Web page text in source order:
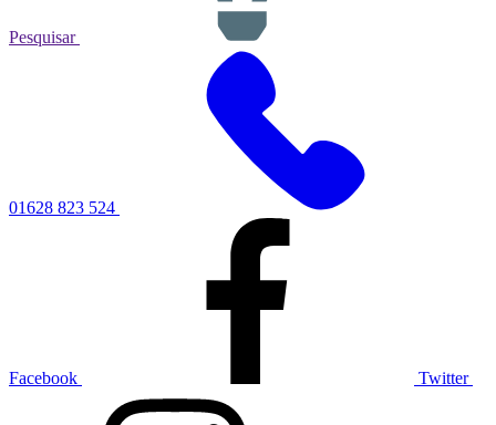
Pesquisar
01628 823 524
Facebook Twitter